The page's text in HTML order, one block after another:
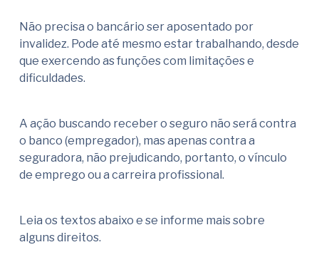
Não precisa o bancário ser aposentado por
invalidez. Pode até mesmo estar trabalhando, desde
que exercendo as funções com limitações e
dificuldades.
A ação buscando receber o seguro não será contra
o banco (empregador), mas apenas contra a
seguradora, não prejudicando, portanto, o vínculo
de emprego ou a carreira profissional.
Leia os textos abaixo e se informe mais sobre
alguns direitos.